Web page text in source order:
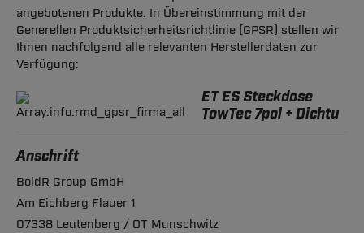
angebotenen Produkte. In Übereinstimmung mit der
Generellen Produktsicherheitsrichtlinie (GPSR) stellen wir
Ihnen nachfolgend alle relevanten Herstellerdaten zur
Verfügung:
ET ES Steckdose
TowTec 7pol + Dichtu
Anschrift
BoldR Group GmbH
Am Eichberg Flauer 1
07338 Leutenberg / OT Munschwitz